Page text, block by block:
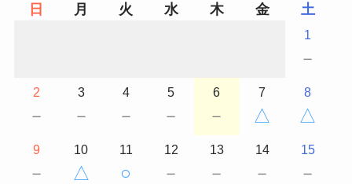
日
月 火 水 木 金 土
1
－
2
－
3
－
4
－
5
－
6
－
7
△
8
△
9
－
10
△
11
○
12
－
13
－
14
－
15
－